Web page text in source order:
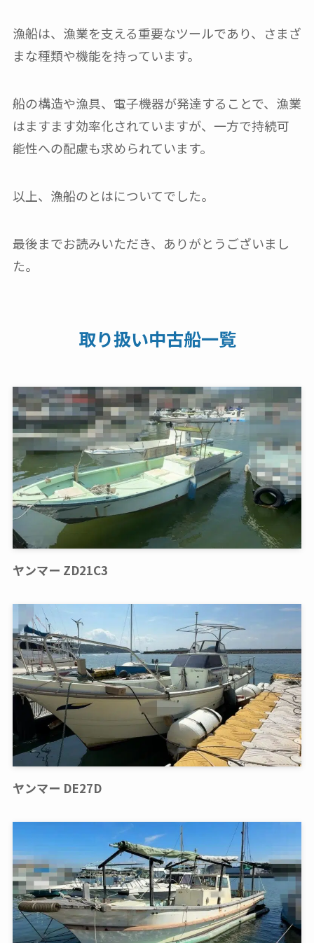
漁船は、漁業を支える重要なツールであり、さまざ
まな種類や機能を持っています。
船の構造や漁具、電子機器が発達することで、漁業
はますます効率化されていますが、一方で持続可
能性への配慮も求められています。
以上、漁船のとはについてでした。
最後までお読みいただき、ありがとうございまし
た。
取り扱い中古船一覧
ヤンマー ZD21C3
ヤンマー DE27D